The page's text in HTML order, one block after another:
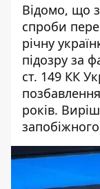
Відомо, що
спроби
річну
підозру за
ст. 149 КК
років.